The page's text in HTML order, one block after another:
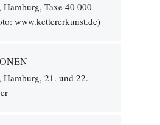
Hamburg, Taxe 40 000
www.kettererkunst.de)
Hamburg, 21. und 22.